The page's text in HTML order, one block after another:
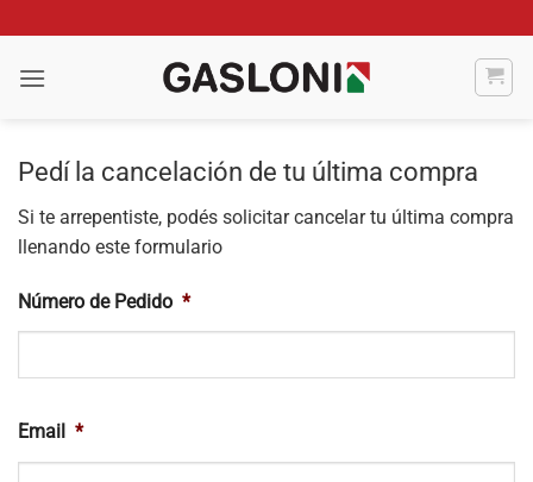
al
contenido
Pedí la cancelación de tu última compra
Si te arrepentiste, podés solicitar cancelar tu última compra
llenando este formulario
Número de Pedido *
Email *